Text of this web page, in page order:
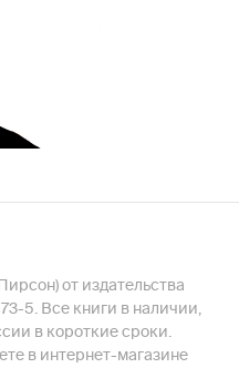
от издательства
5. Все книги в наличии,
в короткие сроки.
в интернет-магазине